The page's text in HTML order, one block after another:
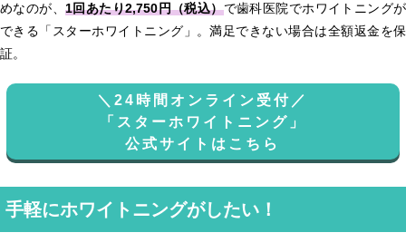
めなのが、1回あたり2,750円（税込）で歯科医院でホワイトニングが
できる「スターホワイトニング」。満足できない場合は全額返金を保
証。
＼24時間オンライン受付／
「スターホワイトニング」
公式サイトはこちら
手軽にホワイトニングがしたい！